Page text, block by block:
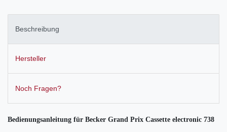
Beschreibung
Hersteller
Noch Fragen?
Bedienungsanleitung für Becker Grand Prix Cassette electronic 738